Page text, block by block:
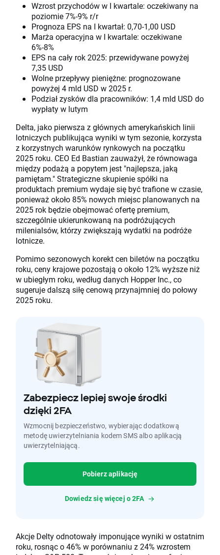
Wzrost przychodów w I kwartale: oczekiwany na
poziomie 7%-9% r/r
Prognoza EPS na I kwartał: 0,70-1,00 USD
Marża operacyjna w I kwartale: oczekiwane
6%-8%
EPS na cały rok 2025: przewidywane powyżej
7,35 USD
Wolne przepływy pieniężne: prognozowane
powyżej 4 mld USD w 2025 r.
Podział zysków dla pracowników: 1,4 mld USD do
wypłaty w lutym
Delta, jako pierwsza z głównych amerykańskich linii
lotniczych publikująca wyniki w tym sezonie, korzysta
z korzystnych warunków rynkowych na początku
2025 roku. CEO Ed Bastian zauważył, że równowaga
między podażą a popytem jest "najlepsza, jaką
pamiętam." Strategiczne skupienie spółki na
produktach premium wydaje się być trafione w czasie,
ponieważ około 85% nowych miejsc planowanych na
2025 rok będzie obejmować ofertę premium,
szczególnie ukierunkowaną na podróżujących
milenialsów, którzy zwiększają wydatki na podróże
lotnicze.
Pomimo sezonowych korekt cen biletów na początku
roku, ceny krajowe pozostają o około 12% wyższe niż
w ubiegłym roku, według danych Hopper Inc., co
sugeruje dalszą siłę cenową przynajmniej do połowy
2025 roku.
Zabezpiecz lepiej swoje środki
dzięki 2FA
Wzmocnij bezpieczeństwo, wybierając dodatkową
metodę uwierzytelniania kodem SMS albo aplikacją
uwierzytelniającą.
Pobierz aplikację
Dowiedz się więcej o 2FA
Akcje Delty odnotowały imponujące wyniki w ostatnim
roku, rosnąc o 46% w porównaniu z 24% wzrostem